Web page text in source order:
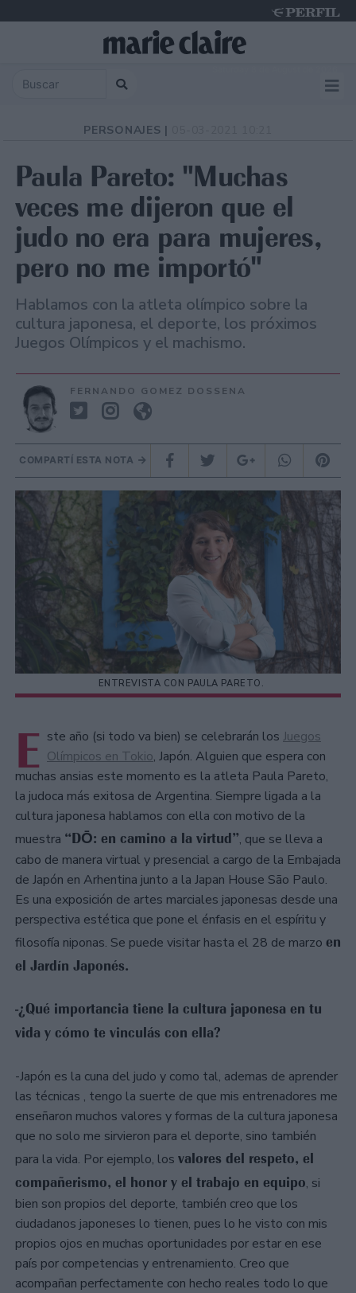
PERSONAJES |
Paula Pareto: "Muchas
veces me dijeron que el
judo no era para mujeres,
pero no me importó"
Hablamos con la atleta olímpico sobre la
cultura japonesa, el deporte, los próximos
Juegos Olímpicos y el machismo.
FERNANDO GOMEZ DOSSENA
COMPARTÍ ESTA NOTA
ENTREVISTA CON PAULA PARETO.
E ste año (si todo va bien) se celebrarán los Juegos
Olímpicos en Tokio, Japón. Alguien que espera con
muchas ansias este momento es la atleta Paula Pareto,
la judoca más exitosa de Argentina. Siempre ligada a la
cultura japonesa hablamos con ella con motivo de la
muestra “DŌ: en camino a la virtud”, que se lleva a
cabo de manera virtual y presencial a cargo de la Embajada
de Japón en Arhentina junto a la Japan House São Paulo.
Es una exposición de artes marciales japonesas desde una
perspectiva estética que pone el énfasis en el espíritu y
filosofía niponas. Se puede visitar hasta el 28 de marzo en
el Jardín Japonés.
-¿Qué importancia tiene la cultura japonesa en tu
vida y cómo te vinculás con ella?
-Japón es la cuna del judo y como tal, ademas de aprender
las técnicas , tengo la suerte de que mis entrenadores me
enseñaron muchos valores y formas de la cultura japonesa
que no solo me sirvieron para el deporte, sino también
para la vida. Por ejemplo, los valores del respeto, el
compañerismo, el honor y el trabajo en equipo, si
bien son propios del deporte, también creo que los
ciudadanos japoneses lo tienen, pues lo he visto con mis
propios ojos en muchas oportunidades por estar en ese
país por competencias y entrenamiento. Creo que
acompañan perfectamente con hecho reales todo lo que